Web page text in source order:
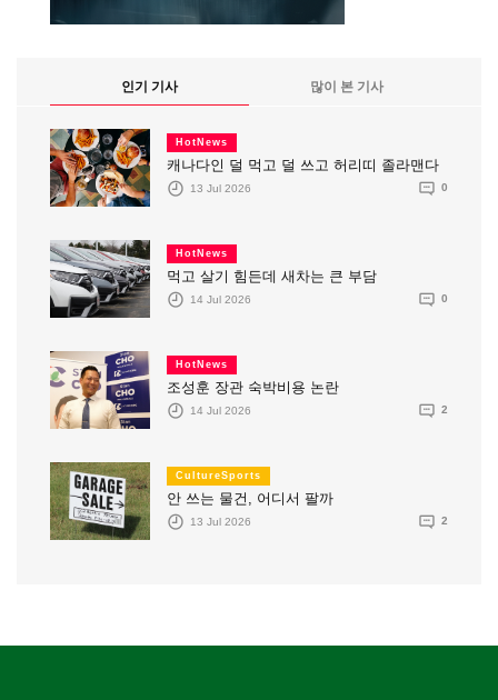
인기 기사 많이 본 기사
HotNews
캐나다인 덜 먹고 덜 쓰고 허리띠 졸라맨다
13 Jul 2026 0
HotNews
먹고 살기 힘든데 새차는 큰 부담
14 Jul 2026 0
HotNews
조성훈 장관 숙박비용 논란
14 Jul 2026 2
CultureSports
안 쓰는 물건, 어디서 팔까
13 Jul 2026 2